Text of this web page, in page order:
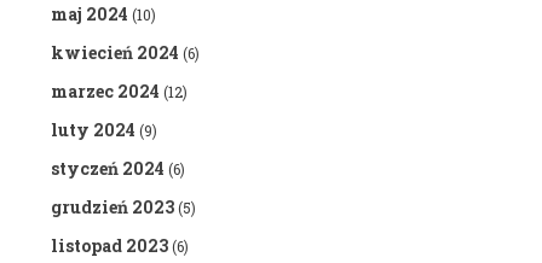
maj 2024 (10)
kwiecień 2024 (6)
marzec 2024 (12)
luty 2024 (9)
styczeń 2024 (6)
grudzień 2023(5)
listopad 2023(6)